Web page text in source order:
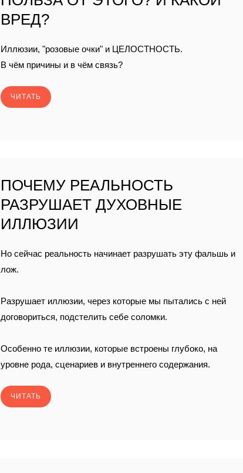
ВРЕД?
Иллюзии, "розовые очки" и ЦЕЛОСТНОСТЬ.
В чём причины и в чём связь?
ЧИТАТЬ
ПОЧЕМУ РЕАЛЬНОСТЬ
РАЗРУШАЕТ ДУХОВНЫЕ
ИЛЛЮЗИИ
Но сейчас реальность начинает разрушать эту фальшь и
лож.
Разрушает иллюзии, через которые мы пытались с ней
договориться, подстелить себе соломки.
Особенно те иллюзии, которые встроены глубоко, на
уровне рода, сценариев и внутреннего содержания.
ЧИТАТЬ